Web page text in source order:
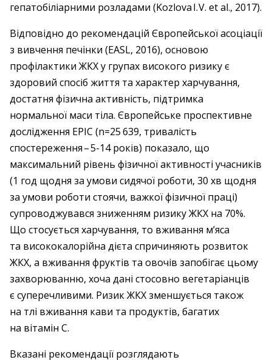
гепатобіліарними розладами (Kozlova I. V. et al., 2017).
Відповідно до рекомендацій Європейської асоціації
з вивчення печінки (EASL, 2016), основою
профілактики ЖКХ у групах ­високого ризику є
здоровий спосіб життя та характер харчування,
достатня фізична активність, підтримка
нормальної маси тіла. Європейське проспективне
дослідження EPIC (n=25 639, тривалість
спостереження – ​5-14 років) показало, що
максимальний рівень фізичної активності учасників
(1 год щодня за умови сидячої роботи, 30 хв щодня
за умови роботи стоячи, важкої фізичної праці)
супроводжувався зниженням ризику ЖКХ на 70%.
Що стосується харчування, то вживання м’яса
та висококалорійна дієта спричиняють розвиток
ЖКХ, а вживання фруктів та овочів запобігає цьому
захворюванню, хоча дані стосовно вегетаріанців
є суперечливими. Ризик ЖКХ зменшується також
на тлі вживання кави та продуктів, багатих
на вітамін С.
Вказані рекомендації розглядають